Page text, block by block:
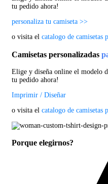
tu pedido ahora!
personaliza tu camiseta >>
o visita el catalogo de camisetas
Camisetas personalizadas
Elige y diseña online el modelo
tu pedido ahora!
Imprimir / Diseñar
o visita el catalogo de camisetas
Porque elegirnos?